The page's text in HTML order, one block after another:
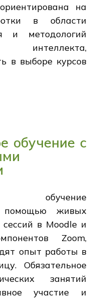
на
в области
и методологий
интеллекта,
в выборе курсов
обучение с
обучение
помощью живых
в Moodle и
Zoom,
опыт работы в
Обязательное
занятий
участие и